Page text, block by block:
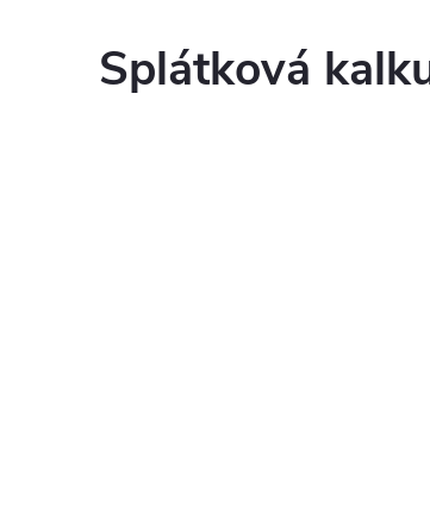
Splátková